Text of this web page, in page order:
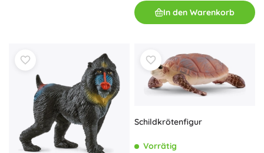
In den Warenkorb
Schildkrötenfigur
Vorrätig